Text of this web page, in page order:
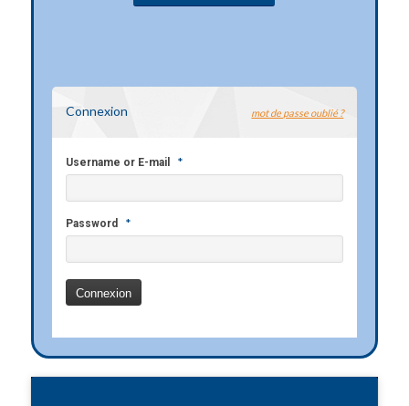
Connexion mot de passe oublié ?
Username or E-mail *
Password *